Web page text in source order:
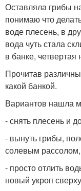
Оставляла грибы
понимаю что
воде плесень, в
вода чуть стала
в банке,
Прочитав
какой банкой.
Вариантов нашла
- снять плесень и
- вынуть грибы,
солевым рассолом,
- просто отлить
новый укроп